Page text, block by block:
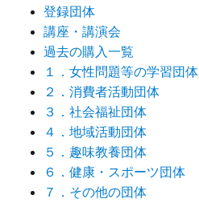
登録団体
講座・講演会
過去の購入一覧
１．女性問題等の学習団体
２．消費者活動団体
３．社会福祉団体
４．地域活動団体
５．趣味教養団体
６．健康・スポーツ団体
７．その他の団体